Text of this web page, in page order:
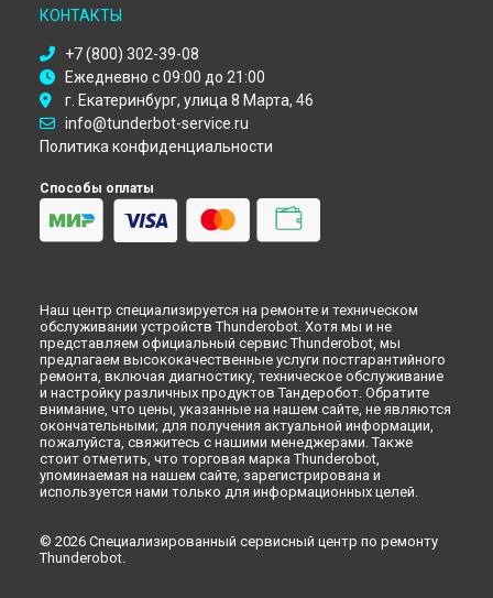
КОНТАКТЫ
+7 (800) 302-39-08
Ежедневно с 09:00 до 21:00
г. Екатеринбург, улица 8 Марта, 46
info@tunderbot-service.ru
Политика конфиденциальности
Способы оплаты
Наш центр специализируется на ремонте и техническом
обслуживании устройств Thunderobot. Хотя мы и не
представляем официальный сервис Thunderobot, мы
предлагаем высококачественные услуги постгарантийного
ремонта, включая диагностику, техническое обслуживание
и настройку различных продуктов Тандеробот. Обратите
внимание, что цены, указанные на нашем сайте, не являются
окончательными; для получения актуальной информации,
пожалуйста, свяжитесь с нашими менеджерами. Также
стоит отметить, что торговая марка Thunderobot,
упоминаемая на нашем сайте, зарегистрирована и
используется нами только для информационных целей.
© 2026 Специализированный сервисный центр по ремонту
Thunderobot.